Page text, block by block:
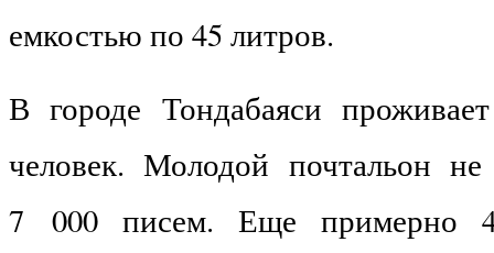
емкостью по 45 литров.
В городе Тондабаяси
человек. Молодой почтальон
7 000 писем. Еще примерно